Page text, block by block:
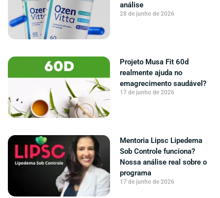
análise
28 de junho de 2026
Projeto Musa Fit 60d
realmente ajuda no
emagrecimento saudável?
17 de junho de 2026
Mentoria Lipsc Lipedema
Sob Controle funciona?
Nossa análise real sobre o
programa
17 de junho de 2026